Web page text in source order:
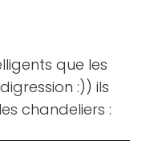
que les
:)) ils
chandeliers :